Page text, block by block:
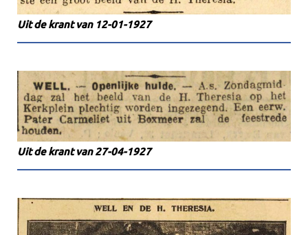
Uit de krant van 12-01-1927
Uit de krant van 27-04-1927